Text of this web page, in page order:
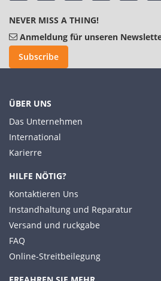
NEVER MISS A THING!
Anmeldung für unseren
Subscribe
ÜBER UNS
Das Unternehmen
International
Karierre
HILFE NÖTIG?
Kontaktieren Uns
Instandhaltung und Reparatur
Versand und ruckgabe
FAQ
Online-Streitbeilegung